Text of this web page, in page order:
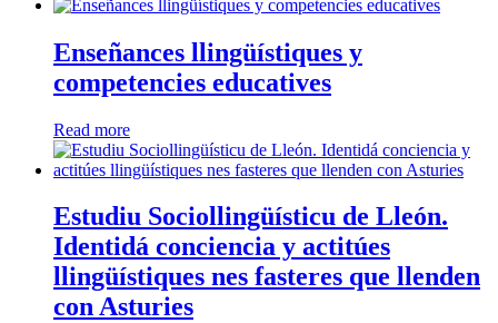
Enseñances llingüístiques y
competencies educatives
Read more
Estudiu Sociollingüísticu de Lleón.
Identidá conciencia y actitúes
llingüístiques nes fasteres que llenden
con Asturies